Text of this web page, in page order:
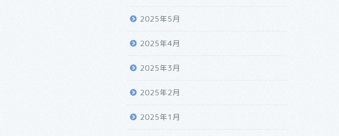
2025年5月
2025年4月
2025年3月
2025年2月
2025年1月